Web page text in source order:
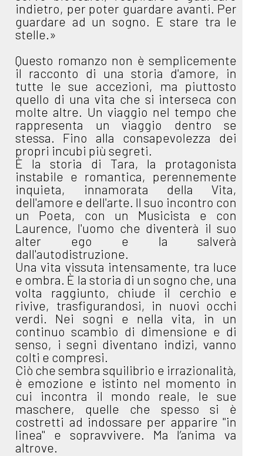
indietro, per poter guardare avanti. Per
guardare ad un sogno. E stare tra le
stelle.»
Questo romanzo non è semplicemente
il racconto di una storia d'amore, in
tutte le sue accezioni, ma piuttosto
quello di una vita che si interseca con
molte altre. Un viaggio nel tempo che
rappresenta un viaggio dentro se
stessa. Fino alla consapevolezza dei
propri incubi più segreti.
È la storia di Tara, la protagonista
instabile e romantica, perennemente
inquieta, innamorata della Vita,
dell'amore e dell'arte. Il suo incontro con
un Poeta, con un Musicista e con
Laurence, l'uomo che diventerà il suo
alter ego e la salverà
dall'autodistruzione.
Una vita vissuta intensamente, tra luce
e ombra. È la storia di un sogno che, una
volta raggiunto, chiude il cerchio e
rivive, trasfigurandosi, in nuovi occhi
verdi. Nei sogni e nella vita, in un
continuo scambio di dimensione e di
senso, i segni diventano indizi, vanno
colti e compresi.
Ciò che sembra squilibrio e irrazionalità,
è emozione e istinto nel momento in
cui incontra il mondo reale, le sue
maschere, quelle che spesso si è
costretti ad indossare per apparire "in
linea" e sopravvivere. Ma l’anima va
altrove.